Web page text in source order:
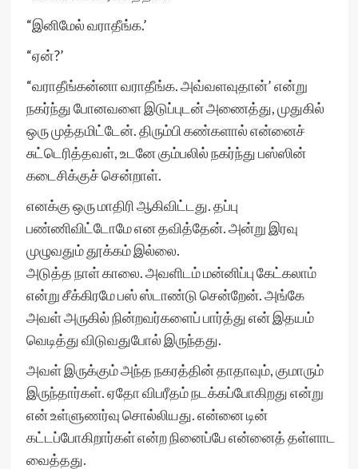
“இனிமேல் வராதீங்க.’
“ஏன்?’
“வராதீங்கன்னா வராதீங்க. அவ்வளவுதான்’ என்று
நகர்ந்து போனவளை இடுப்புடன் அணைத்து, முதுகில்
ஒரு முத்தமிட்டேன். திரும்பி கண்களால் என்னைச்
சுட்டெரித்தவள், உடனே கும்பலில் நகர்ந்து பஸ்ஸின்
கடைசிக்குச் சென்றாள்.
எனக்கு ஒரு மாதிரி ஆகிவிட்டது. தப்பு
பண்ணிவிட்டோமே என தவித்தேன். அன்று இரவு
முழுவதும் தூக்கம் இல்லை.
அடுத்த நாள் காலை. அவளிடம் மன்னிப்பு கேட்கலாம்
என்று சீக்கிரமே பஸ் ஸ்டாண்டு சென்றேன். அங்கே
அவள் அருகில் நின்றவர்களைப் பார்த்து என் இதயம்
வெடித்து விடுவதுபோல் இருந்தது.
அவள் இருக்கும் அந்த நகரத்தின் தாதாவும், குமாரும்
இருந்தார்கள். ஏதோ விபரீதம் நடக்கப்போகிறது என்று
என் உள்ளுணர்வு சொல்லியது. என்னை டின்
கட்டப்போகிறார்கள் என்ற நினைப்பே என்னைத் தள்ளாட
வைத்தது.